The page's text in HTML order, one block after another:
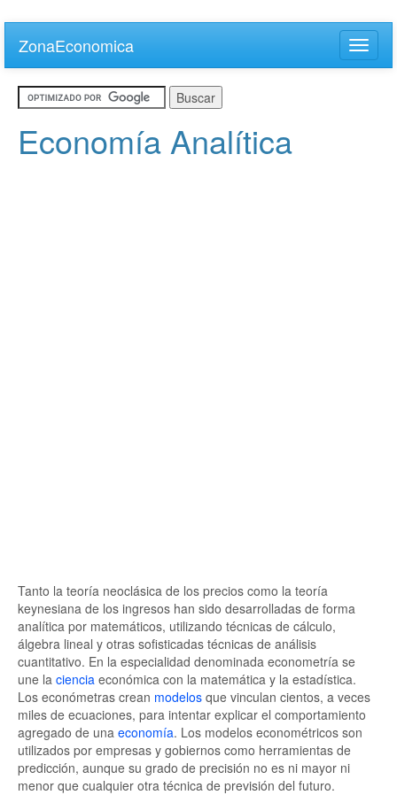
main
content
ZonaEconomica
Toggle
Economía Analítica
Tanto la teoría neoclásica de los precios como la teoría
keynesiana de los ingresos han sido desarrolladas de forma
analítica por matemáticos, utilizando técnicas de cálculo,
álgebra lineal y otras sofisticadas técnicas de análisis
cuantitativo. En la especialidad denominada econometría se
une la ciencia económica con la matemática y la estadística.
Los económetras crean modelos que vinculan cientos, a veces
miles de ecuaciones, para intentar explicar el comportamiento
agregado de una economía. Los modelos econométricos son
utilizados por empresas y gobiernos como herramientas de
predicción, aunque su grado de precisión no es ni mayor ni
menor que cualquier otra técnica de previsión del futuro.